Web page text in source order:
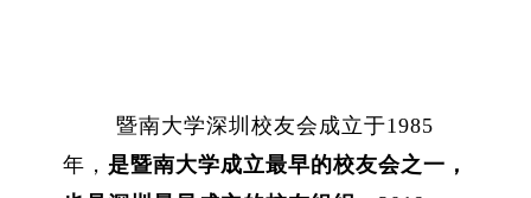
暨南大学深圳校友会成立于1985
年， 是暨南大学成立最早的校友会之一，